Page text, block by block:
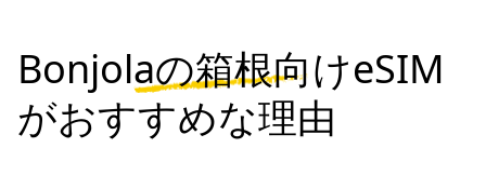
Bonjolaの箱根向けeSIM
がおすすめな理由